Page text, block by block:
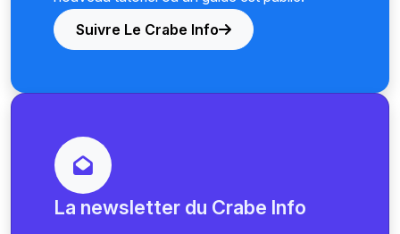
Suivre Le Crabe Info
La newsletter du Crabe Info